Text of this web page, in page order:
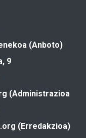
(Anboto)
9
(Administrazioa
(Erredakzioa)